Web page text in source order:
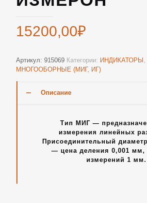
15200,00₽
Артикул: 915069 Категории: ИНДИКАТОРЫ ,
МНОГООБОРНЫЕ (МИГ, ИГ)
Описание
Тип МИГ —
измерения линейных
Присоединительный
— цена деления 0,001 мм,
измерений 1 мм.